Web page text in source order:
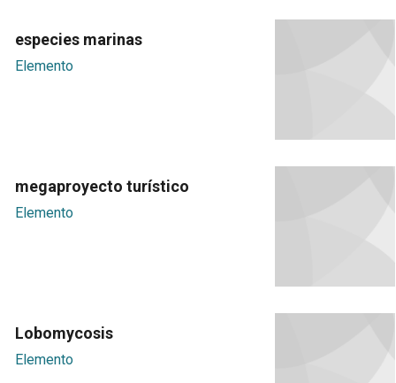
especies marinas
Elemento
megaproyecto turístico
Elemento
Lobomycosis
Elemento